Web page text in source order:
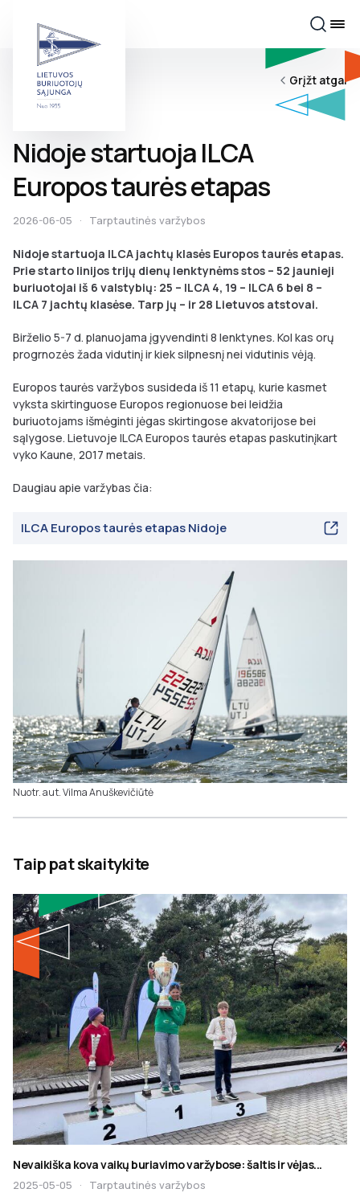
Grįžt atgal
Nidoje startuoja ILCA
Europos taurės etapas
2026-06-05 · Tarptautinės varžybos
Nidoje startuoja ILCA jachtų klasės Europos taurės etapas.
Prie starto linijos trijų dienų lenktynėms stos – 52 jaunieji
buriuotojai iš 6 valstybių: 25 – ILCA 4, 19 – ILCA 6 bei 8 –
ILCA 7 jachtų klasėse. Tarp jų – ir 28 Lietuvos atstovai.
Birželio 5-7 d. planuojama įgyvendinti 8 lenktynes. Kol kas orų
progrnozės žada vidutinį ir kiek silpnesnį nei vidutinis vėją.
Europos taurės varžybos susideda iš 11 etapų, kurie kasmet
vyksta skirtinguose Europos regionuose bei leidžia
buriuotojams išmėginti jėgas skirtingose akvatorijose bei
sąlygose. Lietuvoje ILCA Europos taurės etapas paskutinįkart
vyko Kaune, 2017 metais.
Daugiau apie varžybas čia:
ILCA Europos taurės etapas Nidoje
Nuotr. aut. Vilma Anuškevičiūtė
Taip pat skaitykite
Nevaikiška kova vaikų buriavimo varžybose: šaltis ir vėjas...
2025-05-05 · Tarptautinės varžybos